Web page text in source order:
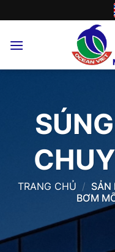
to
TRANG CHỦ / SẢN
BƠM